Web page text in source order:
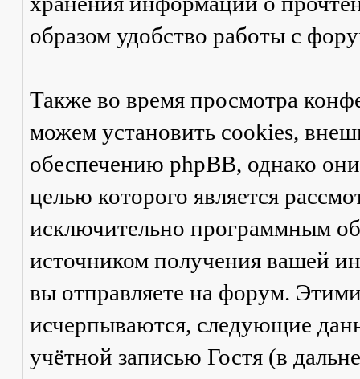
образом удобство работы с
Также во время просмотра
можем установить cookies,
обеспечению phpBB, однако
целью которого является
исключительно программным
источником получения вашей
вы отправляете на форум.
исчерпываются, следующие
учётной записью Гостя (в